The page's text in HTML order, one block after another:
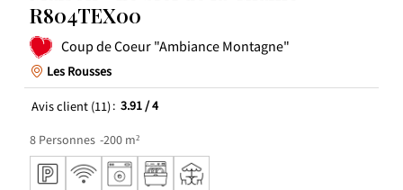
R804TEX00
Coup de Coeur "Ambiance Montagne"
Les Rousses
Avis client(11) 3.91/ 4
8 Personnes 200 m²